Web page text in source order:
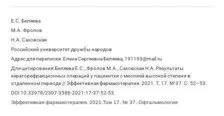
Е.С. Беляева
М.А. Фролов
Н.А. Саховская
Российский университет дружбы народов
Адрес для переписки: Елена Сергеевна Беляева, 191193@mail.ru
Для цитирования: Беляева Е.С., Фролов М.А., Саховская Н.А. Результаты
кераторефракционных операций у пациентки с миопией высокой степени в
отдаленном периоде // Эффективная фармакотерапия. 2021. Т. 17. № 37. С. 52–53.
DOI 10.33978/2307-3586-2021-17-37-52-53
Эффективная фармакотерапия. 2021.Том 17. № 37. Офтальмология